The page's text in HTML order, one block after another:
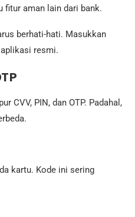
fitur aman lain dari bank.
berhati-hati. Masukkan
resmi.
CVV, PIN, dan OTP. Padahal,
kartu. Kode ini sering